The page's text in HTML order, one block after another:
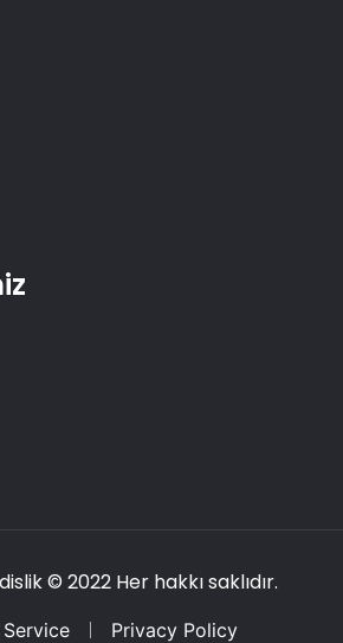
© 2022 Her hakkı saklıdır.
Privacy Policy